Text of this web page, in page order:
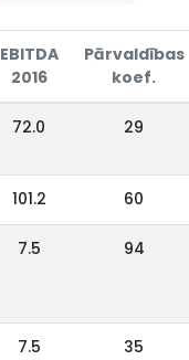
EBITDA
2016
Pārvaldības
koef.
72.0 29
101.2 60
7.5 94
7.5 35